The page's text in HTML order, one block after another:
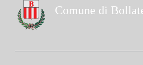
Comune di